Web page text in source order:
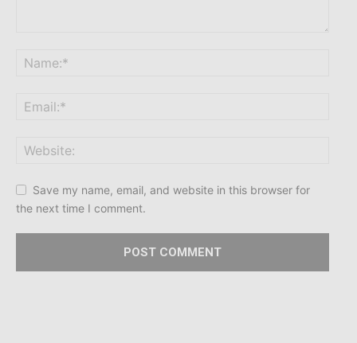
Save my name, email, and website in this browser for
the next time I comment.